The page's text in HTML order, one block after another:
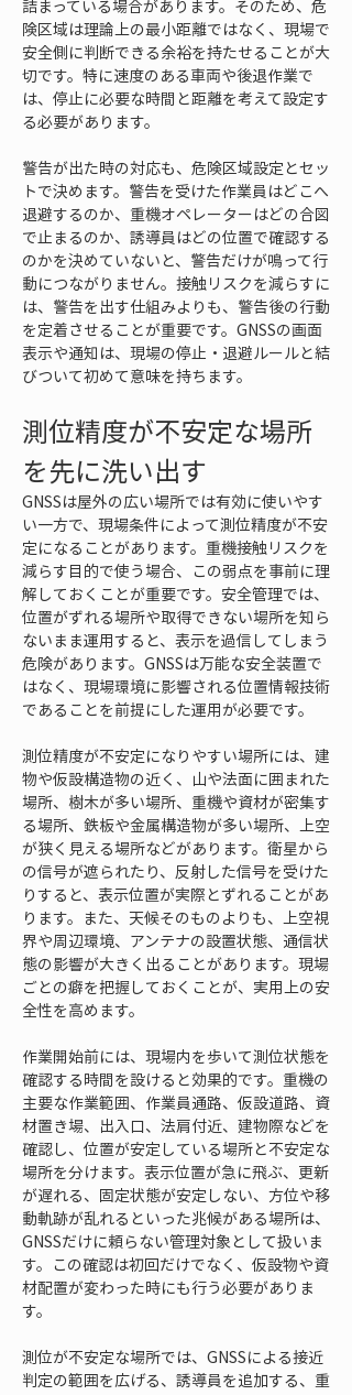
詰まっている場合があります。そのため、危
険区域は理論上の最小距離ではなく、現場で
安全側に判断できる余裕を持たせることが大
切です。特に速度のある車両や後退作業で
は、停止に必要な時間と距離を考えて設定す
る必要があります。
警告が出た時の対応も、危険区域設定とセッ
トで決めます。警告を受けた作業員はどこへ
退避するのか、重機オペレーターはどの合図
で止まるのか、誘導員はどの位置で確認する
のかを決めていないと、警告だけが鳴って行
動につながりません。接触リスクを減らすに
は、警告を出す仕組みよりも、警告後の行動
を定着させることが重要です。GNSSの画面
表示や通知は、現場の停止・退避ルールと結
びついて初めて意味を持ちます。
測位精度が不安定な場所
を先に洗い出す
GNSSは屋外の広い場所では有効に使いやす
い一方で、現場条件によって測位精度が不安
定になることがあります。重機接触リスクを
減らす目的で使う場合、この弱点を事前に理
解しておくことが重要です。安全管理では、
位置がずれる場所や取得できない場所を知ら
ないまま運用すると、表示を過信してしまう
危険があります。GNSSは万能な安全装置で
はなく、現場環境に影響される位置情報技術
であることを前提にした運用が必要です。
測位精度が不安定になりやすい場所には、建
物や仮設構造物の近く、山や法面に囲まれた
場所、樹木が多い場所、重機や資材が密集す
る場所、鉄板や金属構造物が多い場所、上空
が狭く見える場所などがあります。衛星から
の信号が遮られたり、反射した信号を受けた
りすると、表示位置が実際とずれることがあ
ります。また、天候そのものよりも、上空視
界や周辺環境、アンテナの設置状態、通信状
態の影響が大きく出ることがあります。現場
ごとの癖を把握しておくことが、実用上の安
全性を高めます。
作業開始前には、現場内を歩いて測位状態を
確認する時間を設けると効果的です。重機の
主要な作業範囲、作業員通路、仮設道路、資
材置き場、出入口、法肩付近、建物際などを
確認し、位置が安定している場所と不安定な
場所を分けます。表示位置が急に飛ぶ、更新
が遅れる、固定状態が安定しない、方位や移
動軌跡が乱れるといった兆候がある場所は、
GNSSだけに頼らない管理対象として扱いま
す。この確認は初回だけでなく、仮設物や資
材配置が変わった時にも行う必要がありま
す。
測位が不安定な場所では、GNSSによる接近
判定の範囲を広げる、誘導員を追加する、重